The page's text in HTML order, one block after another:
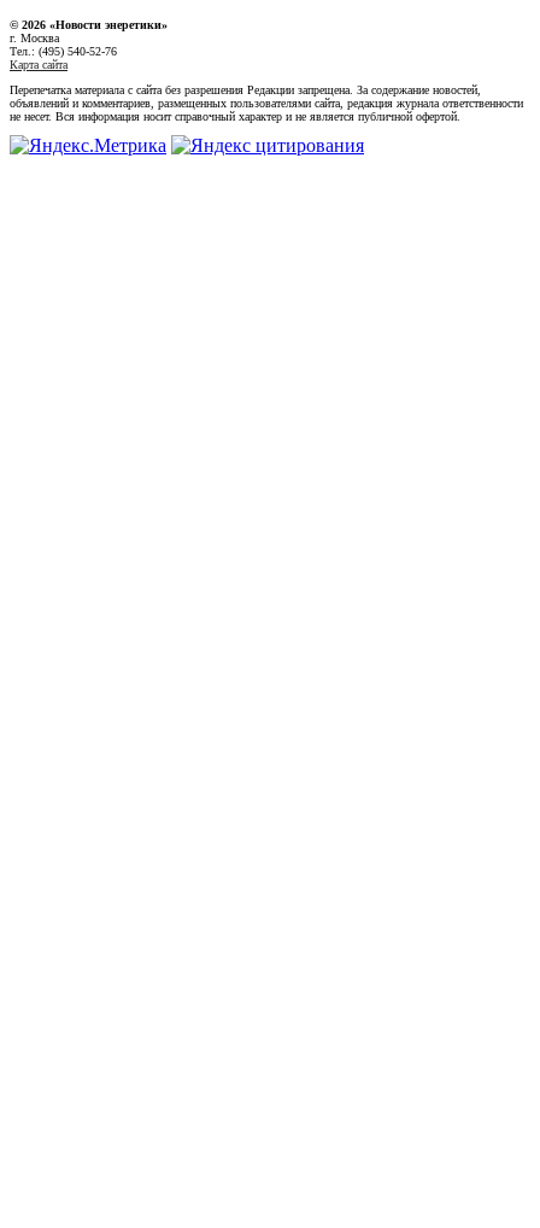
© 2026 «Новости энеретики»
г. Москва
Тел.: (495) 540-52-76
Карта сайта
Перепечатка материала с сайта без разрешения Редакции запрещена. За содержание новостей,
объявлений и комментариев, размещенных пользователями сайта, редакция журнала ответственности
не несет. Вся информация носит справочный характер и не является публичной офертой.